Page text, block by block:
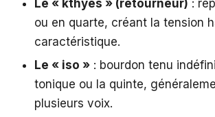
Le « kthyés » (retourneur) :
ou en quarte, créant la tension
caractéristique.
Le « iso »: bourdon tenu
tonique ou la quinte,
plusieurs voix.